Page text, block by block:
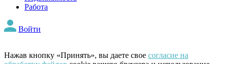
Работа
Войти
Нажав кнопку «Принять», вы даете свое согласие на